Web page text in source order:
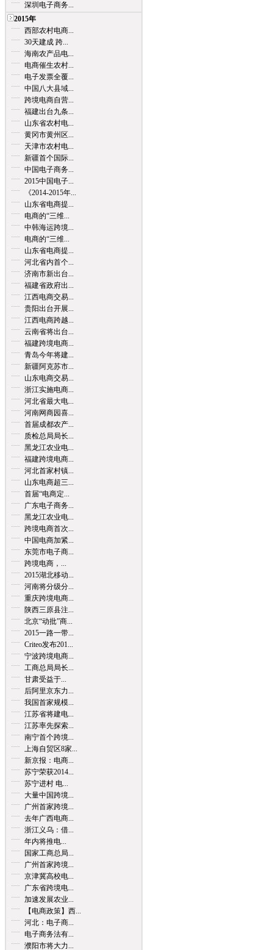
深圳电子商务...
2015年
西部农村电商...
30天建成 跨...
海南农产品电...
电商催生农村...
电子发票全覆...
中国八大县域...
跨境电商自营...
福建出台九条...
山东省农村电...
黄冈市黄州区...
天津市农村电...
新疆首个国际...
中国电子商务...
2015中国电子...
《2014-2015年...
山东省电商提...
电商的“三维...
中韩海运跨境...
电商的“三维...
山东省电商提...
河北省内首个...
济南市新出台...
福建省政府出...
江西电商交易...
贵阳出台开展...
江西电商跨越...
云南省将出台...
福建跨境电商...
青岛今年将建...
新疆阿克苏市...
山东电商交易...
浙江实施电商...
河北省最大电...
河南网商园喜...
首届成都农产...
质检总局局长...
黑龙江农业电...
福建跨境电商...
河北首家村镇...
山东电商超三...
首届“电商定...
广东电子商务...
黑龙江农业电...
跨境电商首次...
中国电商加紧...
东莞市电子商...
跨境电商，...
2015湖北移动...
河南将分级分...
重庆跨境电商...
陕西三原县注...
北京“动批”商...
2015一路一带...
Criteo发布201...
宁波跨境电商...
工商总局局长...
甘肃受益于...
后阿里京东力...
我国首家规模...
江苏省将建电...
江苏率先探索...
南宁首个跨境...
上海自贸区8家...
新京报：电商...
苏宁荣获2014...
苏宁进村 电...
大量中国跨境...
广州首家跨境...
去年广西电商...
浙江义乌：借...
年内将推电...
国家工商总局...
广州首家跨境...
京津冀高校电...
广东省跨境电...
加速发展农业...
【电商政策】西...
河北：电子商...
电子商务法有...
濮阳市将大力...